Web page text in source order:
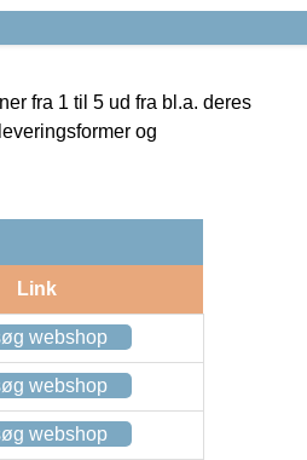
fra 1 til 5 ud fra bl.a. deres
og
Link
webshop
webshop
webshop